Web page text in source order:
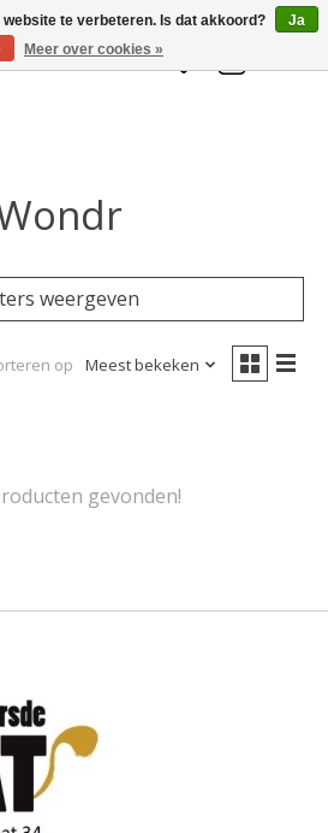
Verlanglijst
weergeven
op Meest bekeken
gevonden!
te verbeteren. Is dat akkoord?
Ja
Meer over cookies »